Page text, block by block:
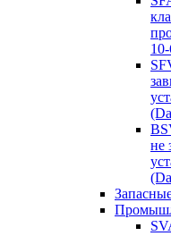
не